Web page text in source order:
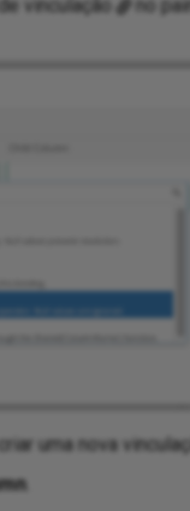
vinculação
no
uma nova
.